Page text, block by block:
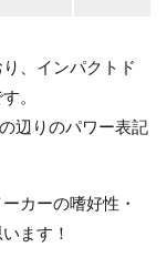
、インパクトド
。
辺りのパワー表記
カーの嗜好性・
ます！